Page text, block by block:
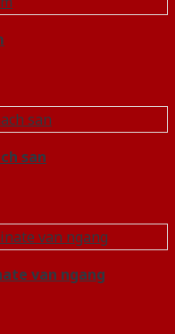
san
van ngang